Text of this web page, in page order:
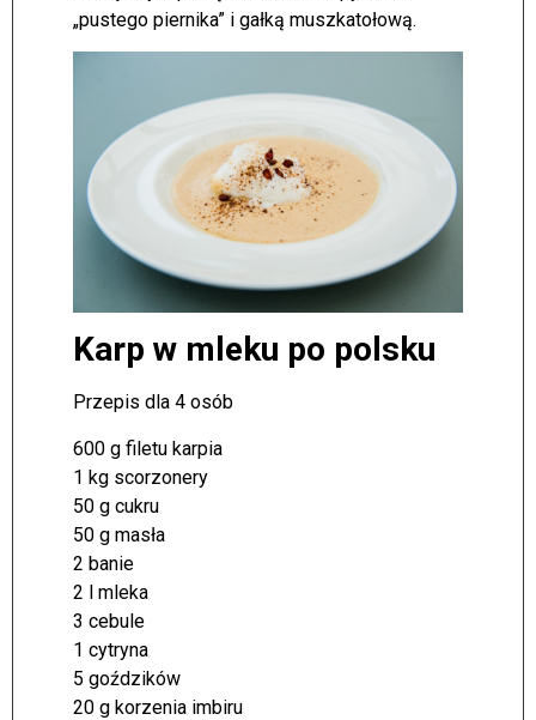
„pustego piernika” i gałką muszkatołową.
Karp w mleku po polsku
Przepis dla 4 osób
600 g filetu karpia
1 kg scorzonery
50 g cukru
50 g masła
2 banie
2 l mleka
3 cebule
1 cytryna
5 goździków
20 g korzenia imbiru